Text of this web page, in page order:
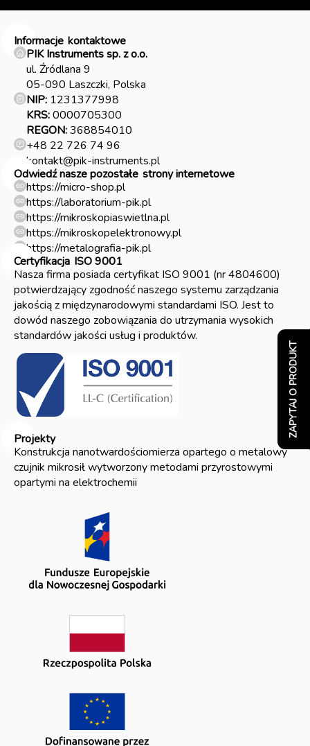
ZAPYTAJ O PRODUKT
Informacje kontaktowe
PIK Instruments sp. z o.o.
ul. Źródlana 9
05-090 Laszczki, Polska
NIP: 1231377998
KRS:0000705300
REGON:368854010
+48 22 726 74 96
kontakt@pik-instruments.pl
Odwiedź nasze pozostałe strony internetowe
https://micro-shop.pl
https://laboratorium-pik.pl
https://mikroskopiaswietlna.pl
https://mikroskopelektronowy.pl
https://metalografia-pik.pl
Certyfikacja ISO 9001
Nasza firma posiada certyfikat ISO 9001 (nr 4804600)
potwierdzający zgodność naszego systemu zarządzania
jakością z międzynarodowymi standardami ISO. Jest to
dowód naszego zobowiązania do utrzymania wysokich
standardów jakości usług i produktów.
Projekty
Konstrukcja nanotwardościomierza opartego o metalowy
czujnik mikrosił wytworzony metodami przyrostowymi
opartymi na elektrochemii